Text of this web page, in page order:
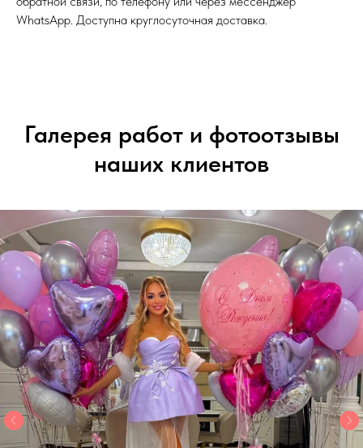
WhatsApp. Доступна круглосуточная доставка.
Галерея работ и фотоотзывы
наших клиентов